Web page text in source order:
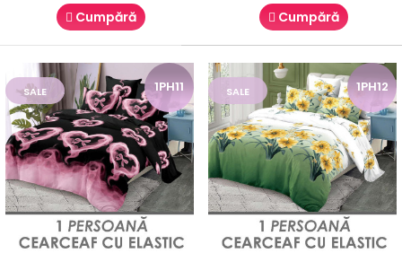
Cumpără Cumpără
1PH11
SALE 1PH12
SALE